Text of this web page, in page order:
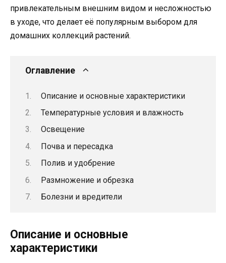
привлекательным внешним видом и несложностью
в уходе, что делает её популярным выбором для
домашних коллекций растений.
Оглавление
Описание и основные характеристики
Температурные условия и влажность
Освещение
Почва и пересадка
Полив и удобрение
Размножение и обрезка
Болезни и вредители
Описание и основные
характеристики